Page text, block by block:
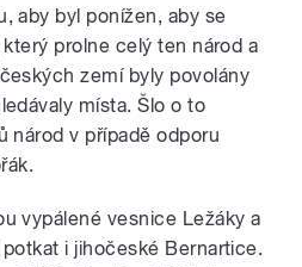
aby byl ponížen, aby se
prolne celý ten národ a
zemí byly povolány
místa. Šlo o to
národ v případě odporu
vypálené vesnice Ležáky a
i jihočeské Bernartice.